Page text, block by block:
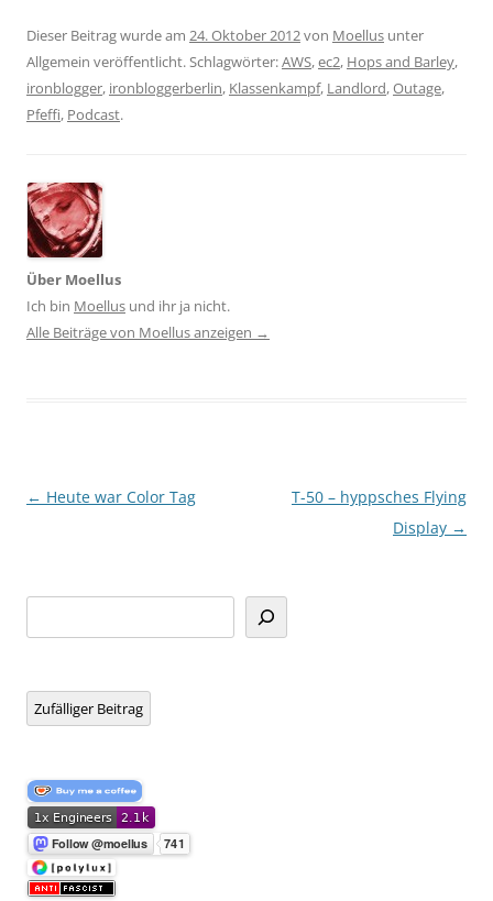
Dieser Beitrag wurde am 24. Oktober 2012von Moellus unter
Allgemein veröffentlicht. Schlagwörter:AWS,ec2, Hops and Barley,
ironblogger, ironbloggerberlin, Klassenkampf, Landlord,Outage,
Pfeffi, Podcast.
Über Moellus
Ich bin Moellus und ihr ja nicht.
Alle Beiträge von Moellus anzeigen →
Beitragsnavigation
← Heute war Color Tag
T-50 – hyppsches Flying
Display →
Zufälliger Beitrag